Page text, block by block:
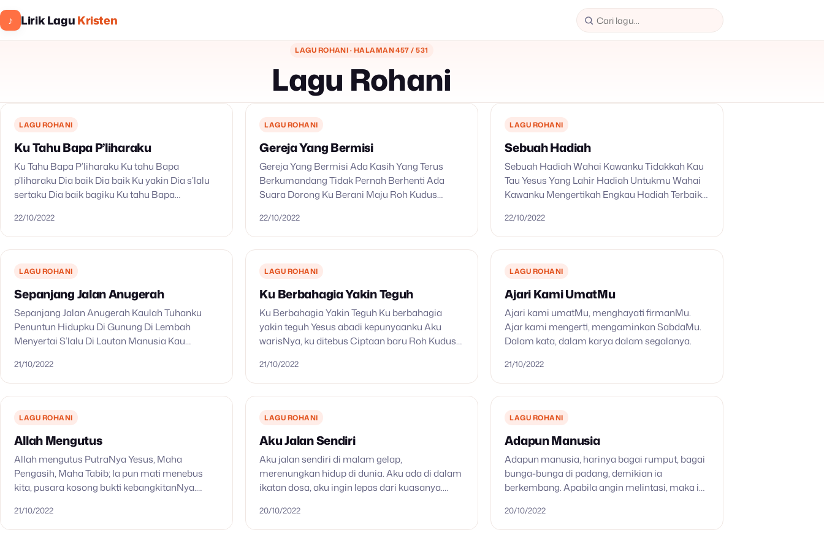
♪ Lirik LaguKristen
LAGU ROHANI · HALAMAN 457 / 531
Lagu Rohani
LAGU ROHANI
Ku Tahu Bapa P’liharaku
Ku Tahu Bapa P’liharaku Ku tahu Bapa
p’liharaku Dia baik Dia baik Ku yakin Dia s’lalu
sertaku Dia baik bagiku Ku tahu Bapa
22/10/2022
LAGU ROHANI
Gereja Yang Bermisi
Gereja Yang Bermisi Ada Kasih Yang Terus
Berkumandang Tidak Pernah Berhenti Ada
Suara Dorong Ku Berani Maju Roh Kudus
Kesulitan Berteguh Tekad Ku B’ritakan
Namamu Tuhan Untuk…
22/10/2022
LAGU ROHANI
Sebuah Hadiah
Sebuah Hadiah Wahai Kawanku Tidakkah Kau
Tau Yesus Yang Lahir Hadiah Untukmu Wahai
Kawanku Mengertikah Engkau Hadiah Terbaik
Kan Berlalu Jikalau Kau Tak Ambil Tiada Lagi…
22/10/2022
LAGU ROHANI
Sepanjang Jalan Anugerah
Sepanjang Jalan Anugerah Kaulah Tuhanku
Penuntun Hidupku Di Gunung Di Lembah
Menyertai S’lalu Di Lautan Manusia Kau
Hidupku Setiap Langkahku Ada Anugrahmu
Tangan Kasihmu Pandu Di…
21/10/2022
LAGU ROHANI
Ku Berbahagia Yakin Teguh
Ku Berbahagia Yakin Teguh Ku berbahagia
yakin teguh Yesus abadi kepunyaanku Aku
warisNya, ku ditebus Ciptaan baru Roh Kudus
selamanya Aku bernyanyi bahagia Memuji
Yesus selamanya Pasrah…
21/10/2022
LAGU ROHANI
Ajari Kami UmatMu
Ajari kami umatMu, menghayati firmanMu.
Ajar kami mengerti, mengaminkan SabdaMu.
Dalam kata, dalam karya dalam segalanya.
21/10/2022
LAGU ROHANI
Allah Mengutus
Allah mengutus PutraNya Yesus, Maha
Pengasih, Maha Tabib; Ia pun mati menebus
kita, pusara kosong bukti kebangkitanNya.
kar’na Dia hidup ‘ku tak gentar, dan aku…
21/10/2022
LAGU ROHANI
Aku Jalan Sendiri
Aku jalan sendiri di malam gelap,
merenungkan hidup di dunia. Aku ada di dalam
ikatan dosa, aku ingin lepas dari kuasanya.
olehMu aku dis’lamatkan. Hanya…
20/10/2022
LAGU ROHANI
Adapun Manusia
Adapun manusia, harinya bagai rumput, bagai
bunga-bunga di padang, demikian ia
berkembang. Apabila angin melintasi, maka ia
tidak lagi kenal. Tetapi kasih Tuhan sekarang
dan s’lamanya…
20/10/2022